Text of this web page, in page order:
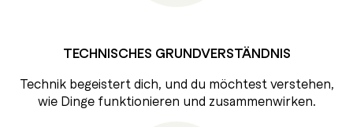
TECHNISCHES GRUNDVERSTÄNDNIS
Technik begeistert dich, und du möchtest verstehen,
wie Dinge funktionieren und zusammenwirken.